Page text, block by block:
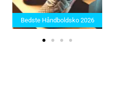
Bedste Håndboldsko 2026